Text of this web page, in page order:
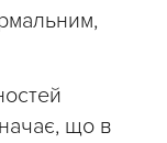
що в